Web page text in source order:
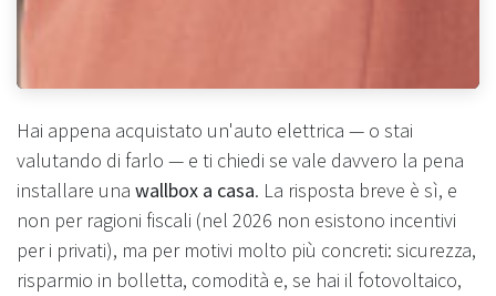
Hai appena acquistato un'auto elettrica — o stai
valutando di farlo — e ti chiedi se vale davvero la pena
installare una wallbox a casa. La risposta breve è sì, e
non per ragioni fiscali (nel 2026 non esistono incentivi
per i privati), ma per motivi molto più concreti: sicurezza,
risparmio in bolletta, comodità e, se hai il fotovoltaico,